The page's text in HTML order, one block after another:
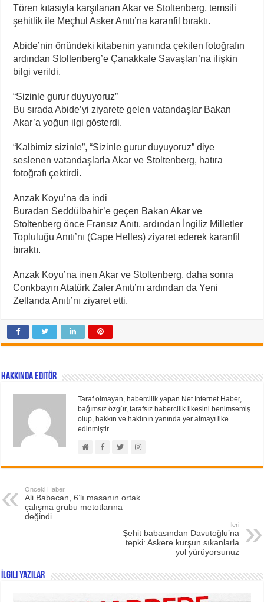
Tören kıtasıyla karşılanan Akar ve Stoltenberg, temsili
şehitlik ile Meçhul Asker Anıtı’na karanfil bıraktı.
Abide’nin önündeki kitabenin yanında çekilen fotoğrafın
ardından Stoltenberg’e Çanakkale Savaşları’na ilişkin
bilgi verildi.
“Sizinle gurur duyuyoruz”
Bu sırada Abide’yi ziyarete gelen vatandaşlar Bakan
Akar’a yoğun ilgi gösterdi.
“Kalbimiz sizinle”, “Sizinle gurur duyuyoruz” diye
seslenen vatandaşlarla Akar ve Stoltenberg, hatıra
fotoğrafı çektirdi.
Anzak Koyu’na da indi
Buradan Seddülbahir’e geçen Bakan Akar ve
Stoltenberg önce Fransız Anıtı, ardından İngiliz Milletler
Topluluğu Anıtı’nı (Cape Helles) ziyaret ederek karanfil
bıraktı.
Anzak Koyu’na inen Akar ve Stoltenberg, daha sonra
Conkbayırı Atatürk Zafer Anıtı’nı ardından da Yeni
Zellanda Anıtı’nı ziyaret etti.
Hakkında Editör
Taraf olmayan, habercilik yapan Net İnternet Haber,
bağımsız özgür, tarafsız habercilik ilkesini benimsemiş
olup, hakkın ve haklının yanında yer almayı ilke
edinmiştir.
Önceki Haber
Ali Babacan, 6’lı masanın ortak
çalışma grubu metotlarına
değindi
İleri
Şehit babasından Davutoğlu’na
tepki: Askere kurşun sıkanlarla
yol yürüyorsunuz
İlgili Yazılar